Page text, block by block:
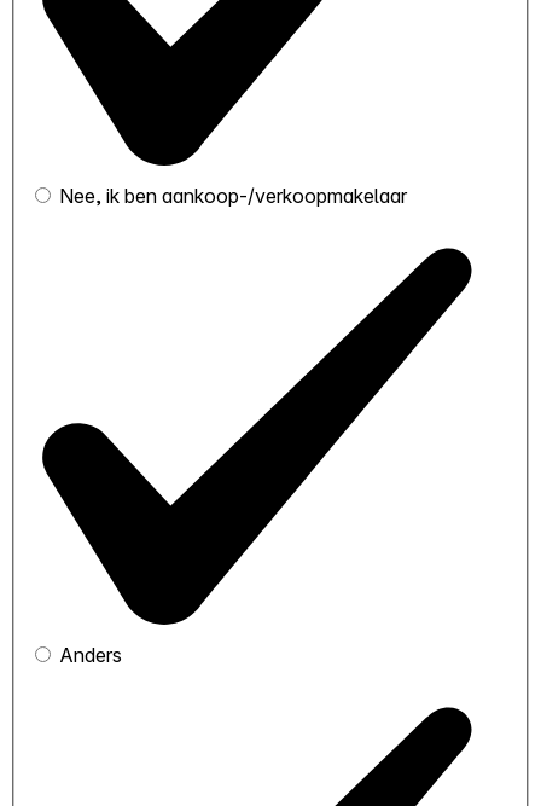
Nee, ik ben aankoop-/verkoopmakelaar
Anders